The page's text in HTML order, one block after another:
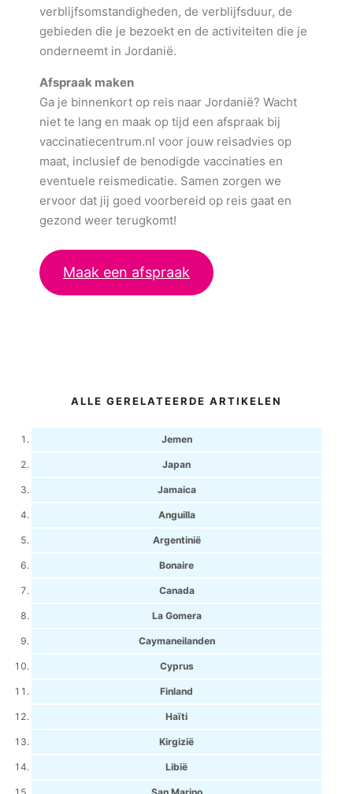
verblijfsomstandigheden, de verblijfsduur, de
gebieden die je bezoekt en de activiteiten die je
onderneemt in Jordanië.
Afspraak maken
Ga je binnenkort op reis naar Jordanië? Wacht
niet te lang en maak op tijd een afspraak bij
vaccinatiecentrum.nl voor jouw reisadvies op
maat, inclusief de benodigde vaccinaties en
eventuele reismedicatie. Samen zorgen we
ervoor dat jij goed voorbereid op reis gaat en
gezond weer terugkomt!
Maak een afspraak
ALLE GERELATEERDE ARTIKELEN
Jemen
Japan
Jamaica
Anguilla
Argentinië
Bonaire
Canada
La Gomera
Caymaneilanden
Cyprus
Finland
Haïti
Kirgizië
Libië